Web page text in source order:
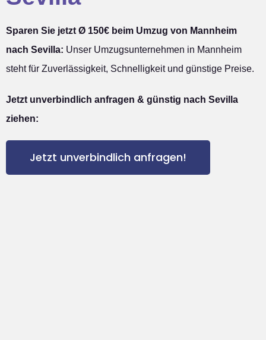
Sparen Sie jetzt Ø 150€ beim Umzug von Mannheim
nach Sevilla: Unser Umzugsunternehmen in Mannheim
steht für Zuverlässigkeit, Schnelligkeit und günstige Preise.
Jetzt unverbindlich anfragen & günstig nach Sevilla
ziehen:
Jetzt unverbindlich anfragen!